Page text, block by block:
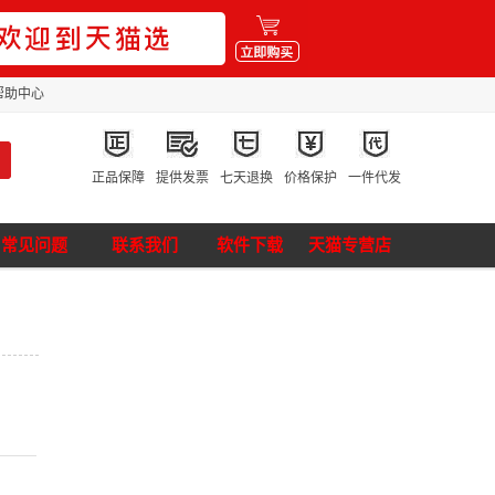
助中心
正品保障 提供发票 七天退换 价格保护 一件代发
常见问题 联系我们 软件下载 天猫专营店